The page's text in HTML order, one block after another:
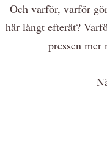
Och varför, varför
här långt efteråt?
pressen